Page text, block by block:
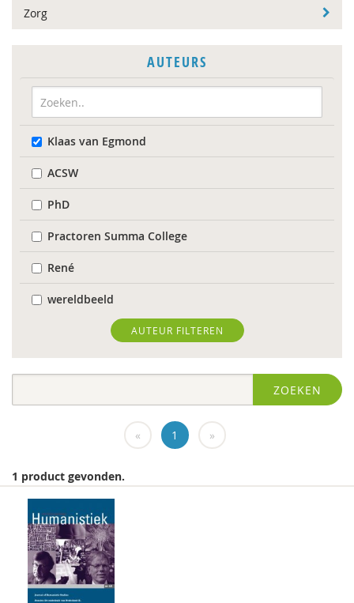
Zorg
AUTEURS
Klaas van Egmond
ACSW
PhD
Practoren Summa College
René
wereldbeeld
World Health Organization
Edo (E.H.) Nieweg
Dr. Abdelilah Ljamai (UVH)
Tineke Abma
Frank Adloff
Marian Adriaansen
Jyotsna Agnihotri Gupta
AUTEUR FILTEREN
ZOEKEN
« 1 »
1 product gevonden.